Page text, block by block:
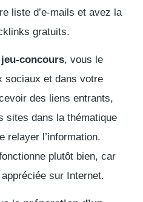
liste d’e-mails et avez la
gratuits.
concours, vous le
sociaux et dans votre
des liens entrants,
sites dans la thématique
relayer l’information.
plutôt bien, car
sur Internet.